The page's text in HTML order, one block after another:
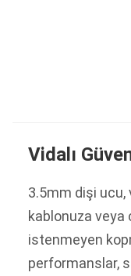
Vidalı
3.5mm dişi ucu,
kablonuza veya
istenmeyen
performanslar,